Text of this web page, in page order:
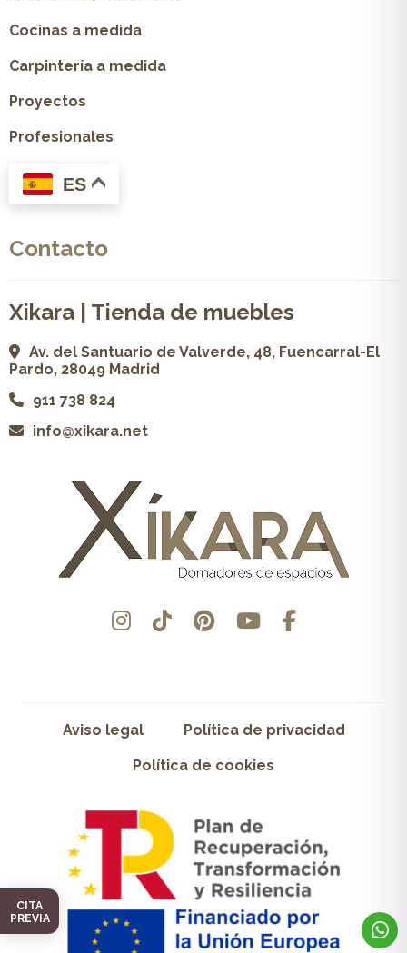
CITA
PREVIA
Cocinas a medida
Carpintería a medida
Proyectos
Profesionales
ES
Contacto
Xikara | Tienda de muebles
Av. del Santuario de Valverde, 48, Fuencarral-El
Pardo, 28049 Madrid
911 738 824
info@xikara.net
Aviso legal Política de privacidad
Política de cookies